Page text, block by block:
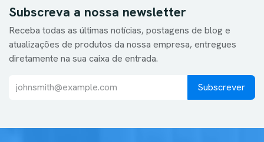
Subscreva a nossa newsletter
Receba todas as últimas notícias, postagens de blog e
atualizações de produtos da nossa empresa, entregues
diretamente na sua caixa de entrada.
Subscrever